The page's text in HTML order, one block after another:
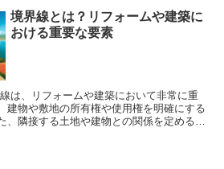
を軽減するための有効な方法です。返済計
げ返済の活用も検討してみると良いでしょ
況や将来の計画を考慮した上で、適切なタ
です。
できます。そのため、人々の生活に必要な
利便性が高いと言えます。 また、第
さに制限があります。一般的には、低層の
ンションが少ない傾向があります。これ
求められるためです。低層建築が多いこと
保持することができます。 第ニ種住
位置しているため、交通の便が良いことも
停が近くにあり、主要な道路にもアクセス
物などの移動がスムーズに行えます。ま
共施設が集まっているため、生活に必要な
境界線とは？リフォームや建築に
おける重要な要素
建物や敷地の所有権や使用権を明確にする
、隣接する土地や建物との関係を定めるた